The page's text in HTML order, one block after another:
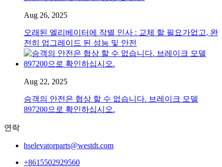
Aug 26, 2025
오래된 엘리베이터에 작별 인사 : 교체 할 필요가없고, 완
전히 업그레이드 된 성능 및 안전
Aug 22, 2025
승객의 안전은 협상 할 수 없습니다. 브레이크 모델
897200으로 확인하십시오.
연락
hselevatorparts@westdt.com
+8615502929560